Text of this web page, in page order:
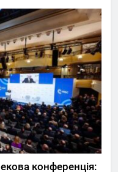
конференція: